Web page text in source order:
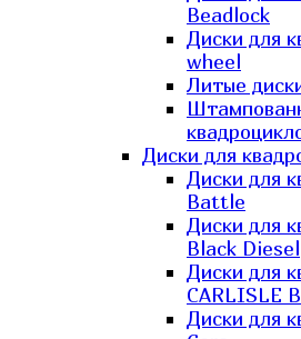
Beadlock
Диски для
wheel
Литые
Диски для
Диски для
Battle
Диски для
Black Diesel
Диски для
CARLISLE
Диски для